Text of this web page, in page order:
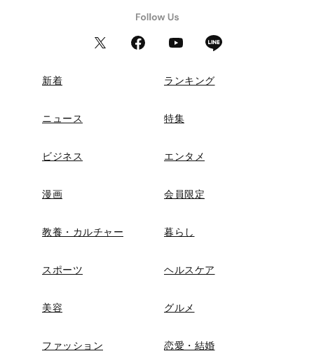
新着 ランキング
ニュース 特集
ビジネス エンタメ
漫画 会員限定
教養・カルチャー 暮らし
スポーツ ヘルスケア
美容 グルメ
ファッション 恋愛・結婚